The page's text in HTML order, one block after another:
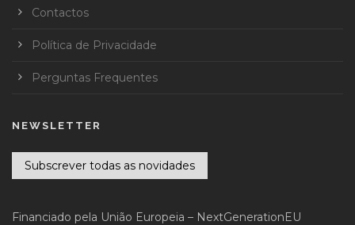
Contactos
Política de Privacidade
Perguntas Frequentes
NEWSLETTER
Subscrever todas as novidades
Financiado pela União Europeia – NextGenerationEU